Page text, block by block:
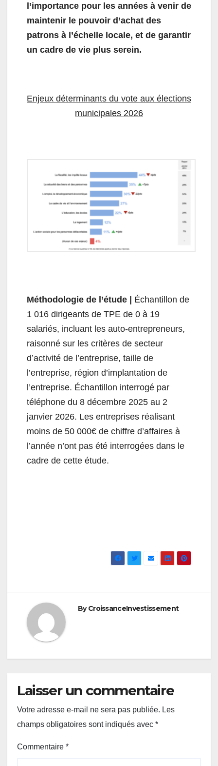
l’importance pour les années à venir de
maintenir le pouvoir d’achat des
patrons à l’échelle locale, et de garantir
un cadre de vie plus serein.
Enjeux déterminants du vote aux élections
municipales 2026
Méthodologie de l’étude | Échantillon de
1 016 dirigeants de TPE de 0 à 19
salariés, incluant les auto-entrepreneurs,
raisonné sur les critères de secteur
d’activité de l’entreprise, taille de
l’entreprise, région d’implantation de
l’entreprise. Échantillon interrogé par
téléphone du 8 décembre 2025 au 2
janvier 2026. Les entreprises réalisant
moins de 50 000€ de chiffre d’affaires à
l’année n’ont pas été interrogées dans le
cadre de cette étude.
ByCroissanceInvestissement
Laisser un commentaire
Votre adresse e-mail ne sera pas publiée. Les
champs obligatoires sont indiqués avec *
Commentaire *